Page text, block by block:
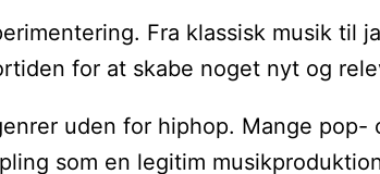
Fra klassisk musik
for at skabe noget nyt og
uden for hiphop. Mange
som en legitim